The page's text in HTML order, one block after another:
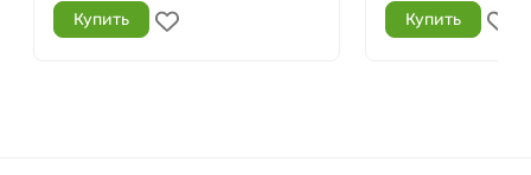
Купить Купить